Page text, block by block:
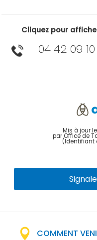
Cliquez pour
04 42 09 10
Mis à jour le
par Office de
(Identifiant
COMMENT